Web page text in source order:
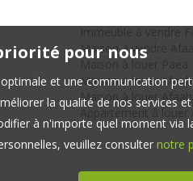
Maison à vendre
Maison à louer
Maison à louer
pour nous
et une communication
la qualité de nos services
à n'importe quel moment
veuillez consulter notre